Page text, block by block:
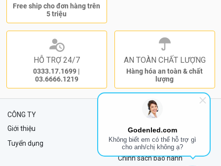
Free ship cho đơn hàng trên
5 triệu
HỖ TRỢ 24/7
0333.17.1699 |
03.6666.1219
AN TOÀN CHẤT LƯỢNG
Hàng hóa an toàn & chất
lượng
CÔNG TY
Giới thiệu
Tuyển dụng
CHÍNH SÁCH
Chính sách nội dung
Ưu đãi khách hàng thân thiết
Chính sách bảo hành
Godenled.com
Không biết em có thể hỗ trợ gì
cho anh/chị không ạ?